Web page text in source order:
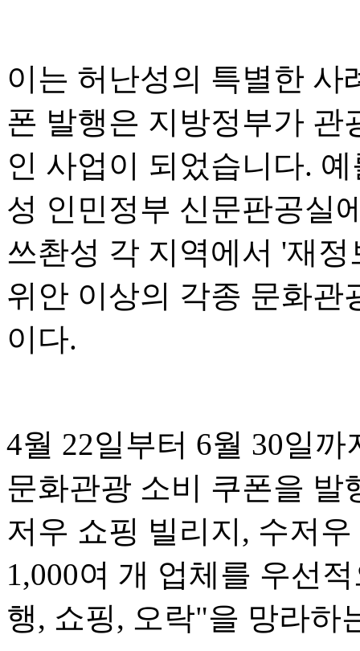
이는 허난성의 특별한 사
폰 발행은 지방정부가 관
인 사업이 되었습니다.
성 인민정부 신문판공실
쓰촨성 각 지역에서 '재
위안 이상의 각종 문화관
이다.
4월 22일부터 6월 30일
문화관광 소비 쿠폰을 발
저우 쇼핑 빌리지, 수저
1,000여 개 업체를 우선
행, 쇼핑, 오락"을 망라하